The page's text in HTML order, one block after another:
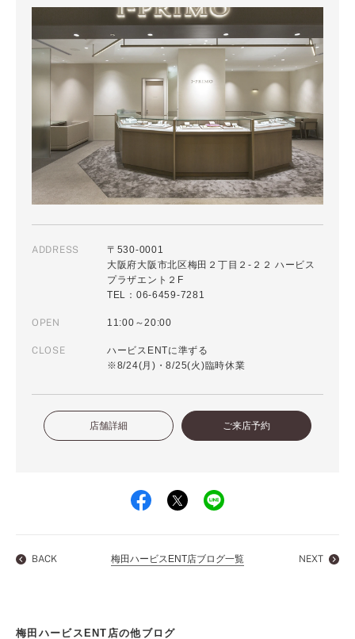
ADDRESS
〒530-0001
大阪府大阪市北区梅田２丁目２-２２ ハービス
プラザエント２F
TEL：06-6459-7281
OPEN 11:00～20:00
CLOSE
ハービスENTに準ずる
※8/24(月)・8/25(火)臨時休業
店舗詳細 ご来店予約
BACK 梅田ハービスENT店ブログ一覧 NEXT
梅田ハービスENT店の他ブログ